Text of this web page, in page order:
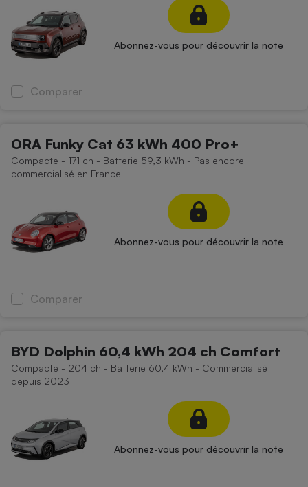
Abonnez-vous pour découvrir la note
Comparer
ORA Funky Cat 63 kWh 400 Pro+
Compacte - 171 ch - Batterie 59,3 kWh - Pas encore
commercialisé en France
Abonnez-vous pour découvrir la note
Comparer
BYD Dolphin 60,4 kWh 204 ch Comfort
Compacte - 204 ch - Batterie 60,4 kWh - Commercialisé
depuis 2023
Abonnez-vous pour découvrir la note